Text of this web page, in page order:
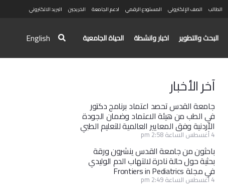
الطالب الصف الإلكتروني المستودع الرقمي ادعم الجامعة الخريجين البريد الالكتروني
البحث والتطوير اخبار وانشطة الحياة الجامعية English
آخر الأخبار
جامعة القدس تحصد اعتماد برنامج دكتور
في الطب من هيئة الاعتماد وضمان الجودة
الأردنية وفق المعايير العالمية للتعليم الطبي
4 أغسطس الساعة 2:58 pm
باحثون من جامعة القدس ينشرون ورقة
بحثية حول حالة نادرة لالتهاب الدم الوليدي
في مجلة Frontiers in Pediatrics
4 أغسطس الساعة 2:49 pm